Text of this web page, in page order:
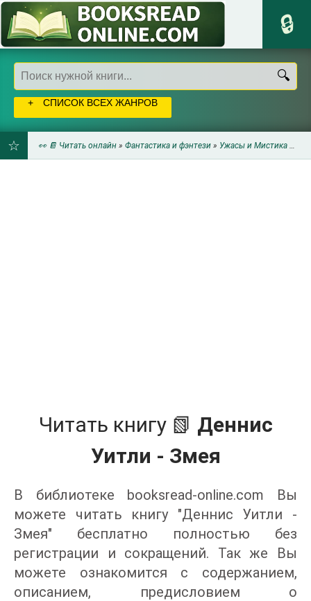
СПИСОК ВСЕХ ЖАНРОВ
👀 📔 Читать онлайн » Фантастика и фэнтези » Ужасы и Мистика
Читать книгу 📗 Деннис
Уитли - Змея
В библиотеке booksread-online.com Вы
можете читать книгу "Деннис Уитли -
Змея" бесплатно полностью без
регистрации и сокращений. Так же Вы
можете ознакомится с содержанием,
описанием, предисловием о